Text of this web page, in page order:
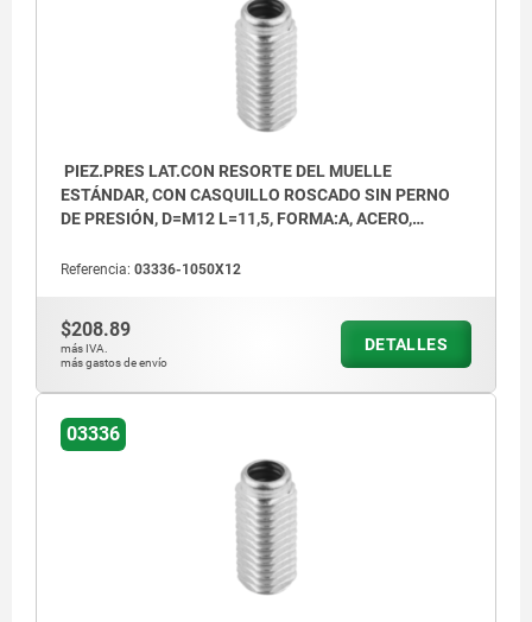
PIEZ.PRES LAT.CON RESORTE DEL MUELLE
ESTÁNDAR, CON CASQUILLO ROSCADO SIN PERNO
DE PRESIÓN, D=M12 L=11,5, FORMA:A, ACERO,
Referencia: 03336-1050X12
$208.89
más IVA.
más gastos de envío
DETALLES
03336